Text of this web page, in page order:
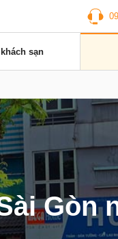
khách sạn
Gòn